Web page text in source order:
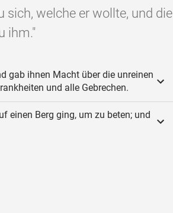
sich, welche er wollte, und die
ihm."
gab ihnen Macht über die unreinen
und alle Gebrechen.
einen Berg ging, um zu beten; und